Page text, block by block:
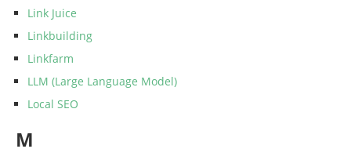
Link Juice
Linkbuilding
Linkfarm
LLM (Large Language Model)
Local SEO
M